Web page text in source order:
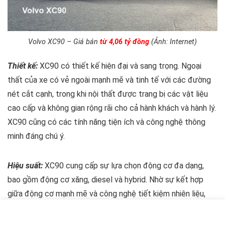
Volvo XC90 – Giá bán từ 4,06 tỷ đồng (Ảnh: Internet)
Thiết kế: XC90 có thiết kế hiện đại và sang trọng. Ngoại
thất của xe có vẻ ngoài mạnh mẽ và tinh tế với các đường
nét cắt cạnh, trong khi nội thất được trang bị các vật liệu
cao cấp và không gian rộng rãi cho cả hành khách và hành lý.
XC90 cũng có các tính năng tiện ích và công nghệ thông
minh đáng chú ý.
Hiệu suất: XC90 cung cấp sự lựa chọn động cơ đa dạng,
bao gồm động cơ xăng, diesel và hybrid. Nhờ sự kết hợp
giữa động cơ mạnh mẽ và công nghệ tiết kiệm nhiên liệu,